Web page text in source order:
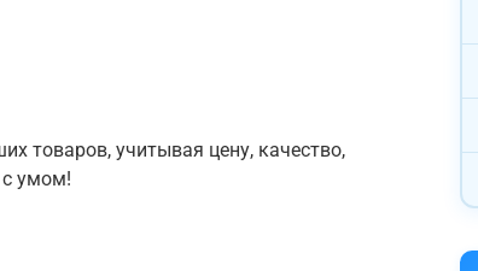
товаров, учитывая цену, качество,
умом!